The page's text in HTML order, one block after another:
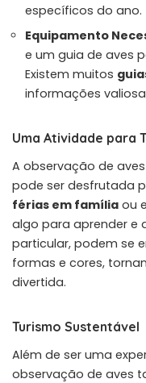
específicos do ano.
Equipamento
e um guia de aves
Existem muitos
informações
Uma Atividade para
A observação de
pode ser desfrutada
férias em família ou
algo para aprender e
particular, podem se
formas e cores,
divertida.
Turismo Sustentável
Além de ser uma
observação de aves